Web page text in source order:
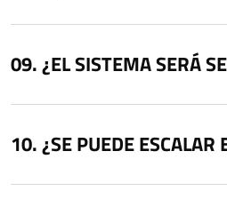
¿EL SISTEMA SERÁ
¿SE PUEDE ESCALAR